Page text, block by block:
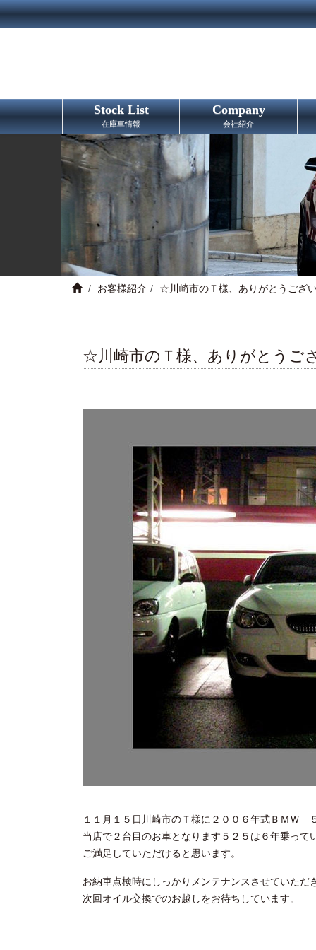
Stock List
在庫車情報
Company
会社紹介
お客様紹介 ☆川崎市のＴ様、ありがとうござ
☆川崎市のＴ様、ありがとうご
１１月１５日川崎市のＴ様に２００６年式ＢＭＷ
当店で２台目のお車となります５２５は６年乗っ
ご満足していただけると思います。
お納車点検時にしっかりメンテナンスさせていた
次回オイル交換でのお越しをお待ちしています。